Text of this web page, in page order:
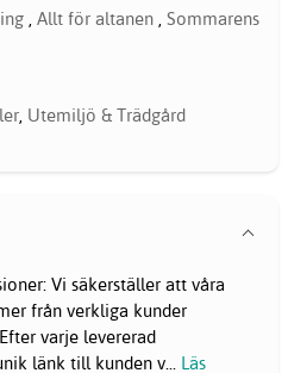
Allt för altanen Sommarens
Utemiljö & Trädgård
Vi säkerställer att våra
från verkliga kunder
varje levererad
länk till kunden v... Läs